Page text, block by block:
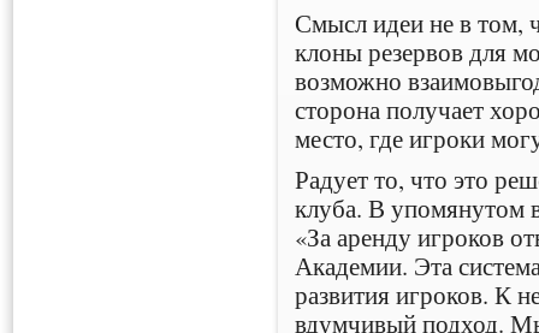
Смысл идеи не в том,
клоны резервов для
возможно
сторона получает
место, где игроки
Радует то, что это
клуба. В упомянутом
«За аренду игроков
Академии. Эта
развития игроков. К
вдумчивый подход.